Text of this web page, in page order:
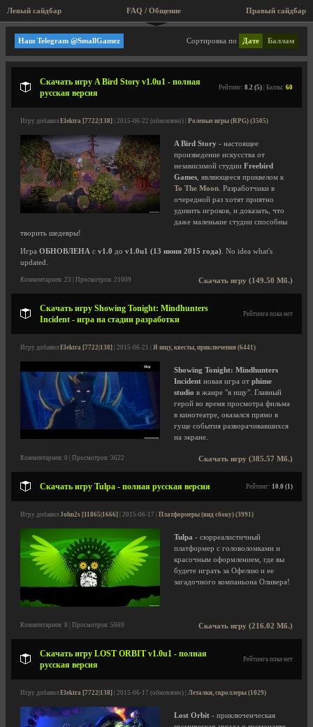
Левый сайдбар Правый сайдбар
FAQ / Общение
Я ищу, квесты, приключения
Сортировка по Дате Баллам
Наш Telegram @SmallGamez
Скачать игру A Bird Story v1.0u1 - полная
русская версия
Рейтинг: 8.2 (5) | Баллы: 60
Игру добавил Elektra [7722|138] | 2015-06-22 (обновлено) | Ролевые игры (RPG) (3505)
A Bird Story - настоящее
произведение искусства от
независимой студии Freebird
Games , являющееся приквелом к
To The Moon . Разработчики в
очередной раз хотят приятно
удивить игроков, и доказать, что
даже маленькие студии способны
творить шедевры!
Игра ОБНОВЛЕНА с v1.0 до v1.0u1 (13 июня 2015 года) . No idea what's
updated.
Скачать игру (149.50 Мб.)
Комментариев: 23 | Просмотров: 21009
Скачать игру Showing Tonight: Mindhunters
Incident - игра на стадии разработки
Рейтинга пока нет
Игру добавил Elektra [7722|138] | 2015-06-21 | Я ищу, квесты, приключения (6441)
Showing Tonight: Mindhunters
Incident новая игра от phime
studio в жанре "я ищу". Главный
герой во время просмотра фильма
в кинотеатре, оказался прямо в
гуще события разворачивавшихся
на экране.
Скачать игру (385.57 Мб.)
Комментариев: 0 | Просмотров: 3622
Скачать игру Tulpa - полная русская версия Рейтинг: 10.0 (1)
Игру добавил John2s [11865|1666] | 2015-06-17 | Платформеры (вид сбоку) (3991)
Tulpa - сюрреалистичный
платформер с головоломками и
красочным оформлением, где вы
будете играть за Офелию и ее
загадочного компаньона Оливера!
Скачать игру (216.02 Мб.)
Комментариев: 8 | Просмотров: 5669
Скачать игру LOST ORBIT v1.0u1 - полная
русская версия
Рейтинга пока нет
Игру добавил Elektra [7722|138] | 2015-06-17 (обновлено) | Леталки, скроллеры (1029)
Lost Orbit - приключенческая